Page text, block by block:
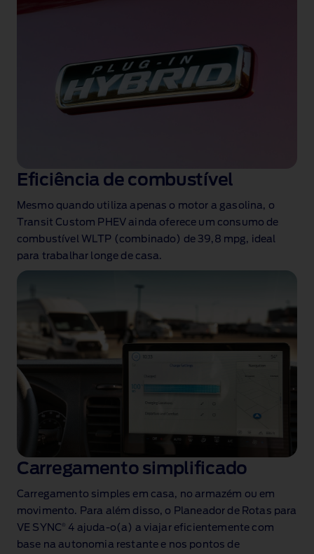
Eficiência de combustível
Mesmo quando utiliza apenas o motor a gasolina, o
Transit Custom PHEV ainda oferece um consumo de
combustível WLTP (combinado) de 39,8 mpg, ideal
para trabalhar longe de casa.
Carregamento simplificado
Carregamento simples em casa, no armazém ou em
movimento. Para além disso, o Planeador de Rotas para
VE SYNC
4 ajuda‑o(a) a viajar eficientemente com
base na autonomia restante e nos pontos de